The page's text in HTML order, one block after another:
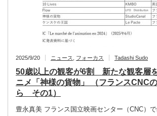
2025/9/20 ニュース フォーカス Tadashi Sudo
50歳以上の観客が6割 新たな観客層
ニメ「神様の貨物」 （フランスCNC
ら その1）
豊永真美 フランス国立映画センター（CNC）